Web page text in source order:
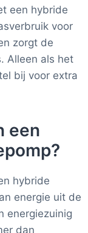
een hybride
voor
zorgt de
Alleen als het
bij voor extra
een
hybride
energie uit de
energiezuinig
dan